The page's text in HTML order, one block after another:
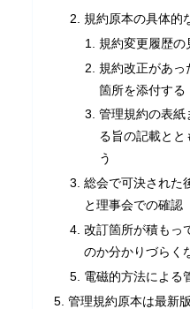
規約原本の具体的
規約変更履歴の
規約改正があっ
箇所を添付する
管理規約の表紙
る旨の記載と
う
総会で可決された
と理事会での確認
改訂箇所が積もっ
のか分かりづらく
電磁的方法による
管理規約原本は最新